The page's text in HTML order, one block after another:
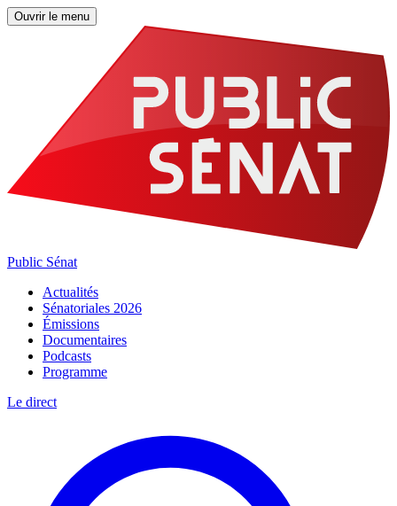
Ouvrir le menu
Public Sénat
Actualités
Sénatoriales 2026
Émissions
Documentaires
Podcasts
Programme
Le direct